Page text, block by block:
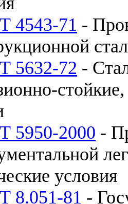
4543-71 -
5632-72 -
5950-2000 -
условия
8.051-81 -